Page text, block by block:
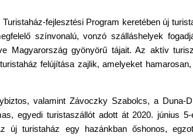
fejlesztési Program keretében új
színvonalú, vonzó szálláshelyek
Magyarország gyönyörű tájait. Az aktív
felújítása zajlik, amelyeket
valamint Závoczky Szabolcs, a Duna-
egyedi turistaszállót adott át 2020. június
új turistaház egy hazánkban őshonos,